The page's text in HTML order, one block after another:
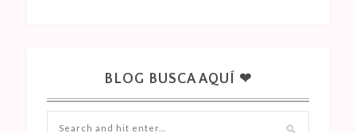
BLOG BUSCA AQUÍ ❤